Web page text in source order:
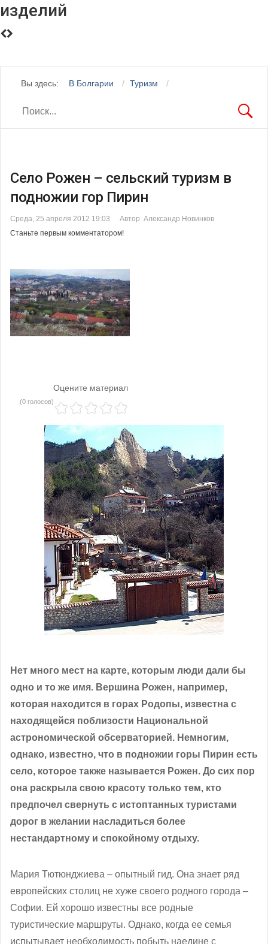
изделий
Вы здесь: В Болгарии Туризм
Село Рожен – сельский туризм в
подножии гор Пирин
Среда, 25 апреля 2012 19:03
Автор Александр Новинков
Станьте первым комментатором!
Оцените материал
(0 голосов)
Нет много мест на карте, которым люди дали бы
одно и то же имя. Вершина Рожен, например,
которая находится в горах Родопы, известна с
находящейся поблизости Национальной
астрономической обсерваторией. Немногим,
однако, известно, что в подножии горы Пирин есть
село, которое также называется Рожен. До сих пор
она раскрыла свою красоту только тем, кто
предпочел свернуть с истоптанных туристами
дорог в желании насладиться более
нестандартному и спокойному отдыху.
Мария Тютюнджиева – опытный гид. Она знает ряд
европейских столиц не хуже своего родного города –
Софии. Ей хорошо известны все родные
туристические маршруты. Однако, когда ее семья
испытывает необходимость побыть наедине с